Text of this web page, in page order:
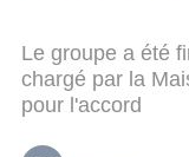
Le groupe a été
chargé par la
pour l'accord